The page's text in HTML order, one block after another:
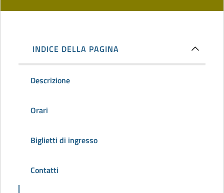
INDICE DELLA PAGINA
Descrizione
Orari
Biglietti di ingresso
Contatti